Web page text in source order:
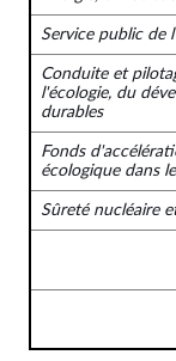
Service public de
Conduite et
l'écologie, du
durables
Fonds
écologique dans
Sûreté nucléaire